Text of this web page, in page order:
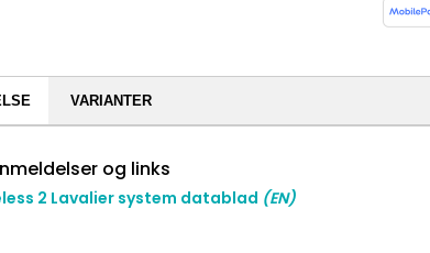
VARIANTER
og links
2 Lavalier system datablad (EN)